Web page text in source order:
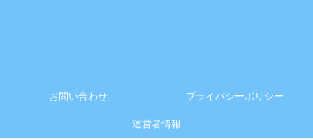
お問い合わせ プライバシーポリシー
運営者情報